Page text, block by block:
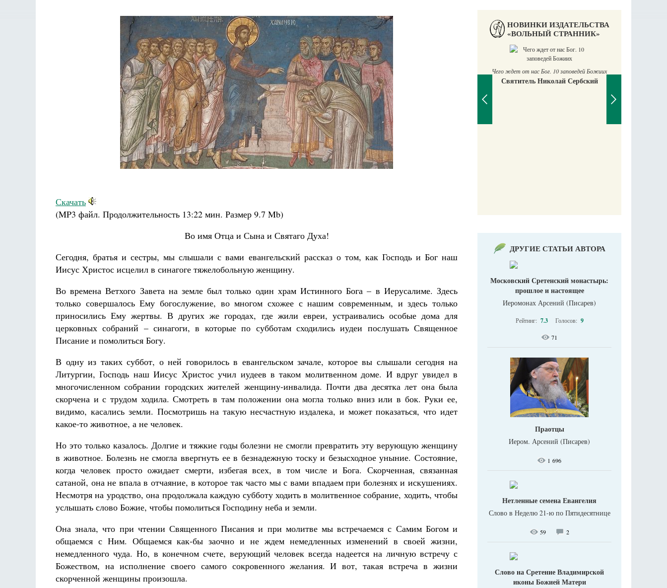
Скачать
(MP3 файл. Продолжительность 13:22 мин. Размер 9.7 Mb)
Во имя Отца и Сына и Святаго Духа!
Сегодня, братья и сестры, мы слышали с вами евангельский рассказ о том, как Господь и Бог наш
Иисус Христос исцелил в синагоге тяжелобольную женщину.
Во времена Ветхого Завета на земле был только один храм Истинного Бога – в Иерусалиме. Здесь
только совершалось Ему богослужение, во многом схожее с нашим современным, и здесь только
приносились Ему жертвы. В других же городах, где жили евреи, устраивались особые дома для
церковных собраний – синагоги, в которые по субботам сходились иудеи послушать Священное
Писание и помолиться Богу.
В одну из таких суббот, о ней говорилось в евангельском зачале, которое вы слышали сегодня на
Литургии, Господь наш Иисус Христос учил иудеев в таком молитвенном доме. И вдруг увидел в
многочисленном собрании городских жителей женщину-инвалида. Почти два десятка лет она была
скорчена и с трудом ходила. Смотреть в там положении она могла только вниз или в бок. Руки ее,
видимо, касались земли. Посмотришь на такую несчастную издалека, и может показаться, что идет
какое-то животное, а не человек.
Но это только казалось. Долгие и тяжкие годы болезни не смогли превратить эту верующую женщину
в животное. Болезнь не смогла ввергнуть ее в безнадежную тоску и безысходное уныние. Состояние,
когда человек просто ожидает смерти, избегая всех, в том числе и Бога. Скорченная, связанная
сатаной, она не впала в отчаяние, в которое так часто мы с вами впадаем при болезнях и искушениях.
Несмотря на уродство, она продолжала каждую субботу ходить в молитвенное собрание, ходить, чтобы
услышать слово Божие, чтобы помолиться Господину неба и земли.
Она знала, что при чтении Священного Писания и при молитве мы встречаемся с Самим Богом и
общаемся с Ним. Общаемся как-бы заочно и не ждем немедленных изменений в своей жизни,
немедленного чуда. Но, в конечном счете, верующий человек всегда надеется на личную встречу с
Божеством, на исполнение своего самого сокровенного желания. И вот, такая встреча в жизни
скорченной женщины произошла.
НОВИНКИ ИЗДАТЕЛЬСТВА
«ВОЛЬНЫЙ СТРАННИК»
Разлуки не будет
Фредерика де Грааф
Великомученик Георгий Победоносец. Научись у
Чего ждет от нас Бог. 10 заповедей Божиих
Святитель Николай Сербский
ДРУГИЕ СТАТЬИ АВТОРА
Московский Сретенский монастырь:
прошлое и настоящее
Иеромонах Арсений (Писарев)
Рейтинг: 7.3 Голосов: 9
71
Праотцы
Иером. Арсений (Писарев)
1 696
Нетленные семена Евангелия
Слово в Неделю 21-ю по Пятидесятнице
59 2
Слово на Сретение Владимирской
иконы Божией Матери